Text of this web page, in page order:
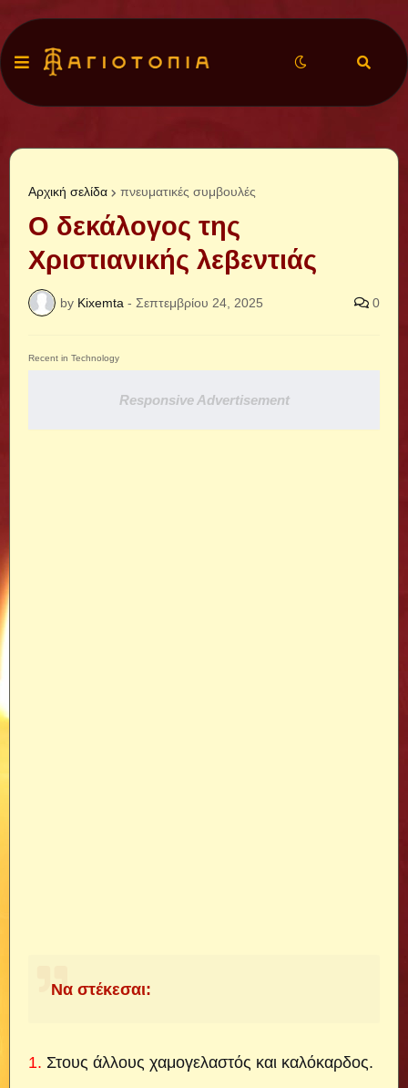
Αρχική σελίδα πνευματικές συμβουλές
Ο δεκάλογος της
Χριστιανικής λεβεντιάς
by Kixemta - Σεπτεμβρίου 24, 2025 0
Recent in Technology
Responsive Advertisement
Να στέκεσαι:
1. Στους άλλους χαμογελαστός και καλόκαρδος.